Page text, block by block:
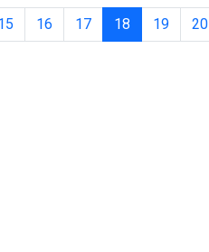
16 17 18 19 20